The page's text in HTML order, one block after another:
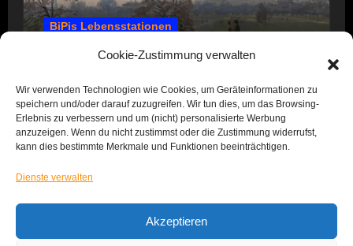
Cookie-Zustimmung verwalten
Wir verwenden Technologien wie Cookies, um Geräteinformationen zu
speichern und/oder darauf zuzugreifen. Wir tun dies, um das Browsing-
Erlebnis zu verbessern und um (nicht) personalisierte Werbung
anzuzeigen. Wenn du nicht zustimmst oder die Zustimmung widerrufst,
kann dies bestimmte Merkmale und Funktionen beeinträchtigen.
Dienste verwalten
Akzeptieren
BiPis Lebensstationen
1857 – 1866: Kindheit und Jugend
Das Leben von BiPi